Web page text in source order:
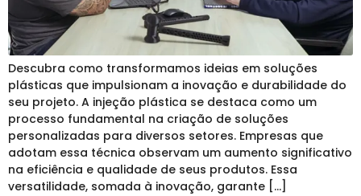
Descubra como transformamos ideias em soluções
plásticas que impulsionam a inovação e durabilidade do
seu projeto. A injeção plástica se destaca como um
processo fundamental na criação de soluções
personalizadas para diversos setores. Empresas que
adotam essa técnica observam um aumento significativo
na eficiência e qualidade de seus produtos. Essa
versatilidade, somada à inovação, garante […]